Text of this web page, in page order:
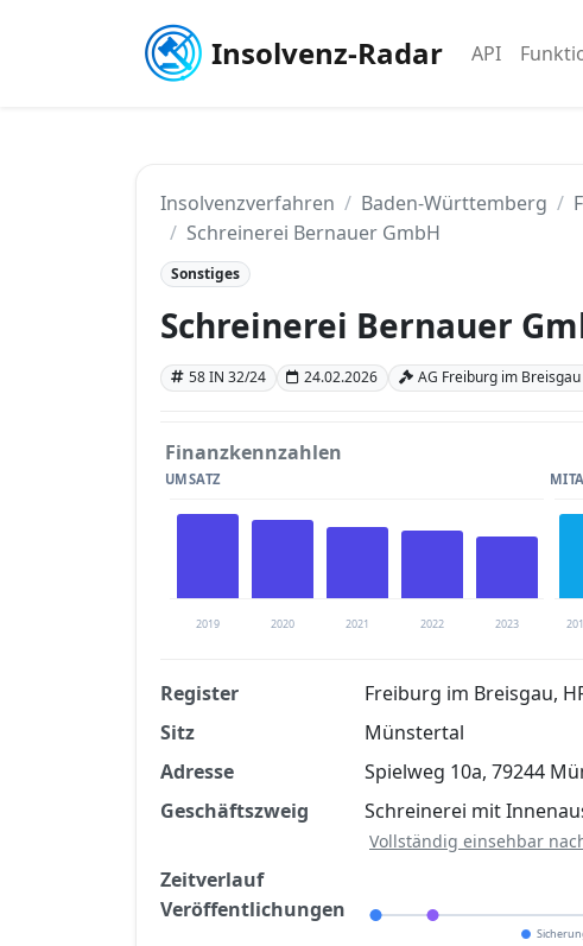
Insolvenz-Radar API
Insolvenzverfahren Baden-Württemberg
Schreinerei Bernauer GmbH
Sonstiges
Schreinerei Bernauer
58 IN 32/24 24.02.2026 AG Freiburg im
Finanzkennzahlen
UMSATZ
2019 2020 2021 2022 2023
Finanzkennzahlen nach kostenloser
Jetzt kostenlos registrieren
Register
Freiburg im Breisgau,
Sitz
Münstertal
Adresse
Spielweg 10a, 79244
Geschäftszweig
Schreinerei mit
Vollständig einsehbar
Zeitverlauf
Veröffentlichungen